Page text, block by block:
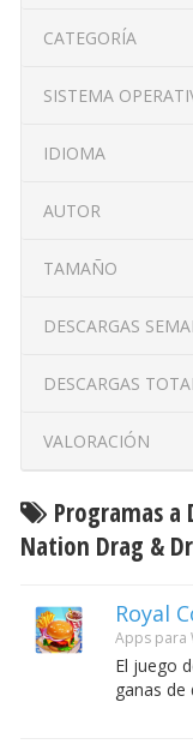
CATEGORÍA
SISTEMA
IDIOMA
AUTOR
TAMAÑO
DESCARGAS
DESCARGAS
VALORACIÓN
Programas a
Nation Drag &
Royal
Apps para
El juego
ganas de